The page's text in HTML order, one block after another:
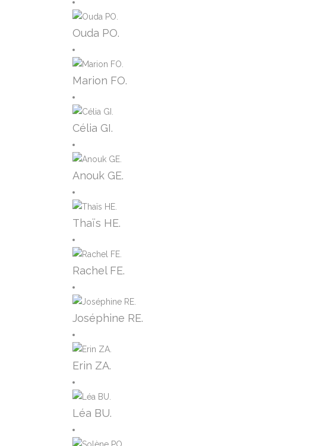
Ouda PO.
Marion FO.
Célia GI.
Anouk GE.
Thaïs HE.
Rachel FE.
Joséphine RE.
Erin ZA.
Léa BU.